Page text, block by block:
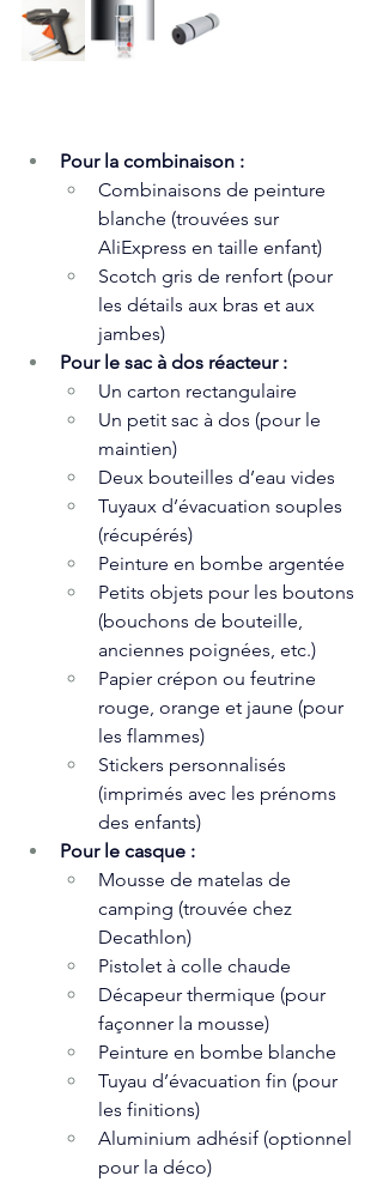
Pour la combinaison :
Combinaisons de peinture
blanche (trouvées sur
AliExpress en taille enfant)
Scotch gris de renfort (pour
les détails aux bras et aux
jambes)
Pour le sac à dos réacteur :
Un carton rectangulaire
Un petit sac à dos (pour le
maintien)
Deux bouteilles d’eau vides
Tuyaux d’évacuation souples
(récupérés)
Peinture en bombe argentée
Petits objets pour les boutons
(bouchons de bouteille,
anciennes poignées, etc.)
Papier crépon ou feutrine
rouge, orange et jaune (pour
les flammes)
Stickers personnalisés
(imprimés avec les prénoms
des enfants)
Pour le casque :
Mousse de matelas de
camping (trouvée chez
Decathlon)
Pistolet à colle chaude
Décapeur thermique (pour
façonner la mousse)
Peinture en bombe blanche
Tuyau d’évacuation fin (pour
les finitions)
Aluminium adhésif (optionnel
pour la déco)